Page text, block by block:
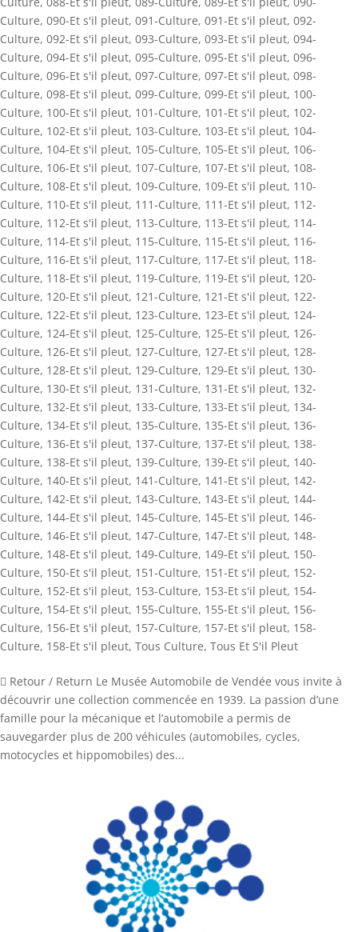
Culture, 090-Et s'il pleut, 091-Culture, 091-Et s'il pleut, 092-
Culture, 092-Et s'il pleut, 093-Culture, 093-Et s'il pleut, 094-
Culture, 094-Et s'il pleut, 095-Culture, 095-Et s'il pleut, 096-
Culture, 096-Et s'il pleut, 097-Culture, 097-Et s'il pleut, 098-
Culture, 098-Et s'il pleut, 099-Culture, 099-Et s'il pleut, 100-
Culture, 100-Et s'il pleut, 101-Culture, 101-Et s'il pleut, 102-
Culture, 102-Et s'il pleut, 103-Culture, 103-Et s'il pleut, 104-
Culture, 104-Et s'il pleut, 105-Culture, 105-Et s'il pleut, 106-
Culture, 106-Et s'il pleut, 107-Culture, 107-Et s'il pleut, 108-
Culture, 108-Et s'il pleut, 109-Culture, 109-Et s'il pleut, 110-
Culture, 110-Et s'il pleut, 111-Culture, 111-Et s'il pleut, 112-
Culture, 112-Et s'il pleut, 113-Culture, 113-Et s'il pleut, 114-
Culture, 114-Et s'il pleut, 115-Culture, 115-Et s'il pleut, 116-
Culture, 116-Et s'il pleut, 117-Culture, 117-Et s'il pleut, 118-
Culture, 118-Et s'il pleut, 119-Culture, 119-Et s'il pleut, 120-
Culture, 120-Et s'il pleut, 121-Culture, 121-Et s'il pleut, 122-
Culture, 122-Et s'il pleut, 123-Culture, 123-Et s'il pleut, 124-
Culture, 124-Et s'il pleut, 125-Culture, 125-Et s'il pleut, 126-
Culture, 126-Et s'il pleut, 127-Culture, 127-Et s'il pleut, 128-
Culture, 128-Et s'il pleut, 129-Culture, 129-Et s'il pleut, 130-
Culture, 130-Et s'il pleut, 131-Culture, 131-Et s'il pleut, 132-
Culture, 132-Et s'il pleut, 133-Culture, 133-Et s'il pleut, 134-
Culture, 134-Et s'il pleut, 135-Culture, 135-Et s'il pleut, 136-
Culture, 136-Et s'il pleut, 137-Culture, 137-Et s'il pleut, 138-
Culture, 138-Et s'il pleut, 139-Culture, 139-Et s'il pleut, 140-
Culture, 140-Et s'il pleut, 141-Culture, 141-Et s'il pleut, 142-
Culture, 142-Et s'il pleut, 143-Culture, 143-Et s'il pleut, 144-
Culture, 144-Et s'il pleut, 145-Culture, 145-Et s'il pleut, 146-
Culture, 146-Et s'il pleut, 147-Culture, 147-Et s'il pleut, 148-
Culture, 148-Et s'il pleut, 149-Culture, 149-Et s'il pleut, 150-
Culture, 150-Et s'il pleut, 151-Culture, 151-Et s'il pleut, 152-
Culture, 152-Et s'il pleut, 153-Culture, 153-Et s'il pleut, 154-
Culture, 154-Et s'il pleut, 155-Culture, 155-Et s'il pleut, 156-
Culture, 156-Et s'il pleut, 157-Culture, 157-Et s'il pleut, 158-
Culture, 158-Et s'il pleut, Tous Culture, Tous Et S'il Pleut
 Retour / Return Le Musée Automobile de Vendée vous invite à
découvrir une collection commencée en 1939. La passion d’une
famille pour la mécanique et l’automobile a permis de
sauvegarder plus de 200 véhicules (automobiles, cycles,
motocycles et hippomobiles) des...